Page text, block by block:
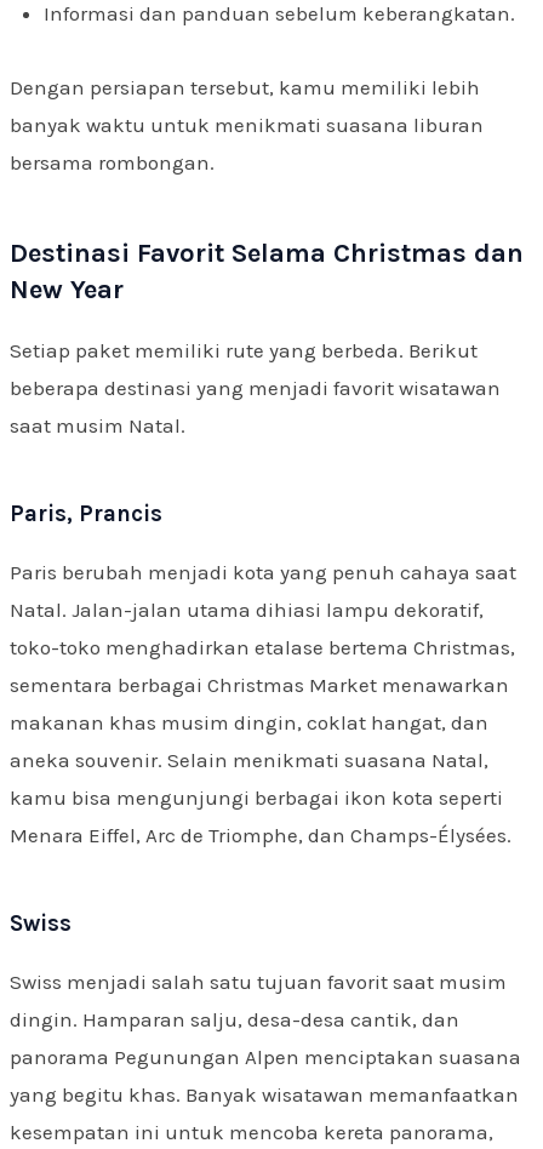
Informasi dan panduan sebelum keberangkatan.
Dengan persiapan tersebut, kamu memiliki lebih
banyak waktu untuk menikmati suasana liburan
bersama rombongan.
Destinasi Favorit Selama Christmas dan
New Year
Setiap paket memiliki rute yang berbeda. Berikut
beberapa destinasi yang menjadi favorit wisatawan
saat musim Natal.
Paris, Prancis
Paris berubah menjadi kota yang penuh cahaya saat
Natal. Jalan-jalan utama dihiasi lampu dekoratif,
toko-toko menghadirkan etalase bertema Christmas,
sementara berbagai Christmas Market menawarkan
makanan khas musim dingin, coklat hangat, dan
aneka souvenir. Selain menikmati suasana Natal,
kamu bisa mengunjungi berbagai ikon kota seperti
Menara Eiffel, Arc de Triomphe, dan Champs-Élysées.
Swiss
Swiss menjadi salah satu tujuan favorit saat musim
dingin. Hamparan salju, desa-desa cantik, dan
panorama Pegunungan Alpen menciptakan suasana
yang begitu khas. Banyak wisatawan memanfaatkan
kesempatan ini untuk mencoba kereta panorama,